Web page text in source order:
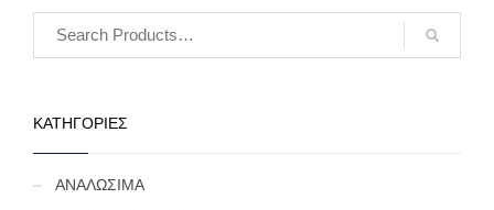
ΚΑΤΗΓΟΡΙΕΣ
ΑΝΑΛΩΣΙΜΑ